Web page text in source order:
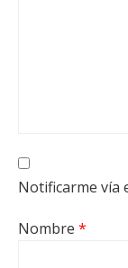
Notificarme vía
Nombre *